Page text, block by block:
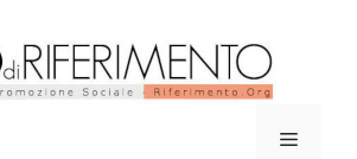
Menu